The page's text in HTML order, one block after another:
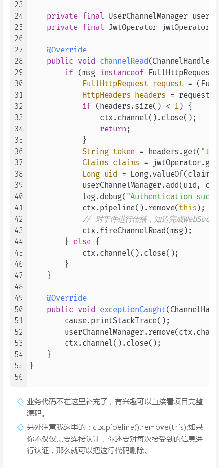
23
24
25
26
27
28
29
30
31
32
33
34
35
36
37
38
39
40
41
42
43
44
45
46
47
48
49
50
51
52
53
54
55
56
private final UserChannelManager
private final JwtOperator jwtOperator;
@Override
public void channelRead
if (msg instanceof
FullHttpRequest request =
HttpHeaders headers =
if (headers.size() < 1) {
                ctx.channel().close();
return ;
            }
String token = headers.get(
Claims claims =
Long uid =
userChannelManager.add(uid,
            log.debug(
"Authentication
            ctx.pipeline().remove(
this );
// 对事件进行传播，知道完成
            ctx.fireChannelRead(msg);
        }
else {
            ctx.channel().close();
        }
    }
@Override
public void exceptionCaught
        cause.printStackTrace();
        ctx.channel().close();
    }
}
业务代码不在这里补充了，有兴趣可以直接看项目完整
源码。
另外注意我这里的：ctx.pipeline().remove(this);如果
你不仅仅需要连接认证，你还要对每次接受到的信息进
行认证，那么就可以把这行代码删除。